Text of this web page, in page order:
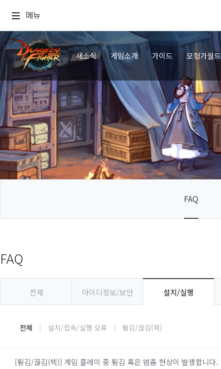
메뉴
새소식 게임소개 가이드 모험가월드
FAQ
FAQ
전체 아이디정보/보안 설치/실행
전체 설치/접속/실행 오류 튕김/끊김(렉)
[튕김/끊김(렉)] 게임 플레이 중 튕김 혹은 멈춤 현상이 발생합니다.